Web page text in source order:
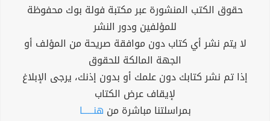
حقوق الكتب المنشورة عبر مكتبة فولة بوك محفوظة
للمؤلفين ودور النشر
لا يتم نشر أي كتاب دون موافقة صريحة من المؤلف أو
الجهة المالكة للحقوق
إذا تم نشر كتابك دون علمك أو بدون إذنك، يرجى الإبلاغ
لإيقاف عرض الكتاب
بمراسلتنا مباشرة من هنــــــا